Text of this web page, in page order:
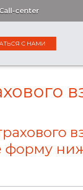
center
С НАМИ
форму